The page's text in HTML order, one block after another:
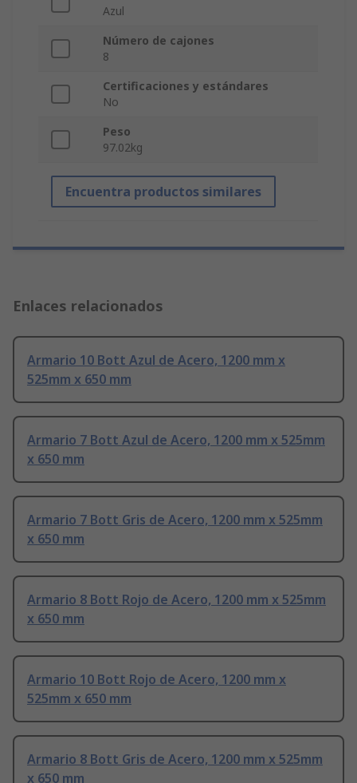
Azul
Número de cajones
8
Certificaciones y estándares
No
Peso
97.02kg
Encuentra productos similares
Enlaces relacionados
Armario 10 Bott Azul de Acero, 1200 mm x
525mm x 650 mm
Armario 7 Bott Azul de Acero, 1200 mm x 525mm
x 650 mm
Armario 7 Bott Gris de Acero, 1200 mm x 525mm
x 650 mm
Armario 8 Bott Rojo de Acero, 1200 mm x 525mm
x 650 mm
Armario 10 Bott Rojo de Acero, 1200 mm x
525mm x 650 mm
Armario 8 Bott Gris de Acero, 1200 mm x 525mm
x 650 mm